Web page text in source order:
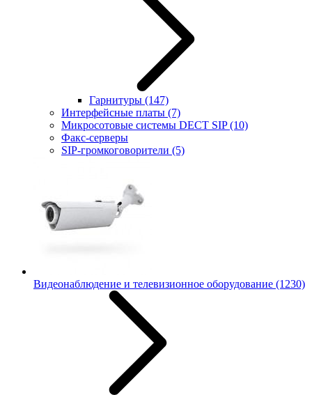
Гарнитуры (147)
Интерфейсные платы (7)
Микросотовые системы DECT SIP(10)
Факс-серверы
SIP-громкоговорители (5)
Видеонаблюдение и телевизионное оборудование (1230)